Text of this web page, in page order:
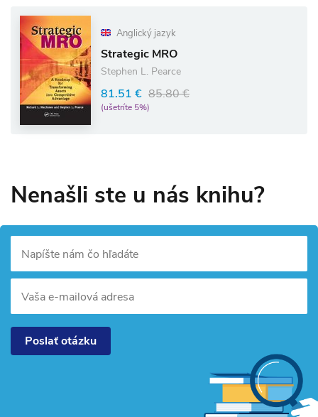
Anglický jazyk
Strategic MRO
Stephen L. Pearce
81.51 € 85.80 €
(ušetríte 5%)
Nenašli ste u nás knihu?
Napíšte nám čo hľadáte
Vaša e-mailová adresa
Poslať otázku